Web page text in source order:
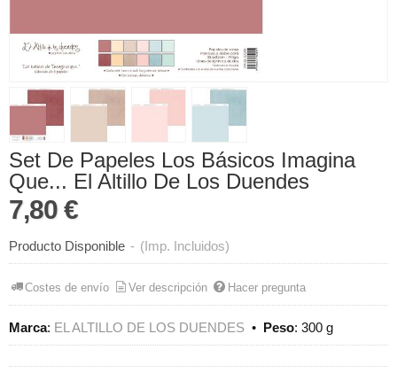
Set De Papeles Los Básicos Imagina
Que... El Altillo De Los Duendes
7,80 €
Producto Disponible - (Imp. Incluidos)
Costes de envío Ver descripción Hacer pregunta
Marca: EL ALTILLO DE LOS DUENDES • Peso: 300 g